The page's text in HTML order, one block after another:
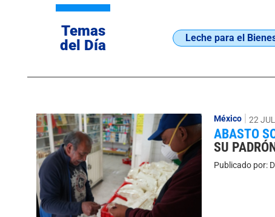
Temas
del Día
Leche para el
México 22
ABASTO
SU
Publicado por: